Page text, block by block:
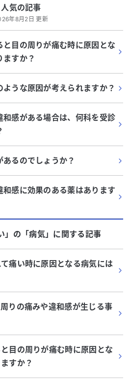
人気の記事
年8月2日 更新
目の周りが痛む時に原因とな
すか？
ような原因が考えられますか？
和感がある場合は、何科を受診
るのでしょうか？
和感に効果のある薬はあります
の「病気」に関する記事
痛い時に原因となる病気には
りの痛みや違和感が生じる事
目の周りが痛む時に原因とな
すか？